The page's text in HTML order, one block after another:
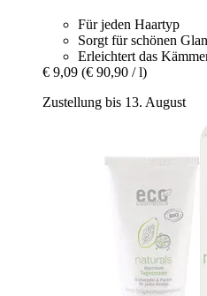
Für jeden Haartyp
Sorgt für schönen
Erleichtert das
€ 9,09 (€ 90,90 / l)
Zustellung bis 13. August